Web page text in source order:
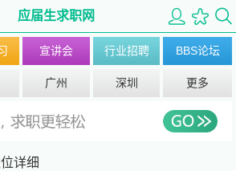
应届生求职网
宣讲会 行业招聘 BBS论坛
广州 深圳 更多
详细